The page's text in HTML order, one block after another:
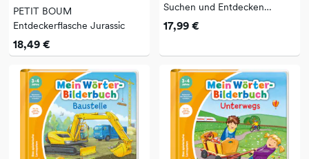
PETIT BOUM
Entdeckerflasche Jurassic
18,49 €
Suchen und Entdecken
Fahrzeuge
17,99 €